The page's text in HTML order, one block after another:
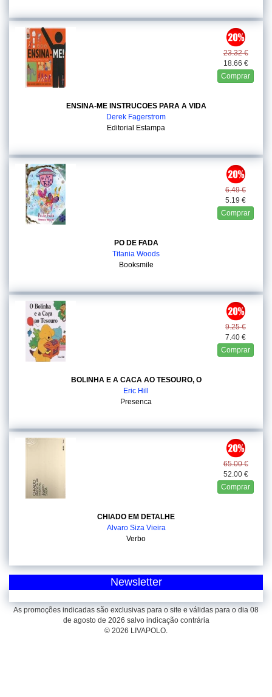
23.32 €
18.66 €
Comprar
ENSINA-ME INSTRUCOES PARA A VIDA
Derek Fagerstrom
Editorial Estampa
6.49 €
5.19 €
Comprar
PO DE FADA
Titania Woods
Booksmile
9.25 €
7.40 €
Comprar
BOLINHA E A CACA AO TESOURO, O
Eric Hill
Presenca
65.00 €
52.00 €
Comprar
CHIADO EM DETALHE
Alvaro Siza Vieira
Verbo
Newsletter
As promoções indicadas são exclusivas para o site e válidas para o dia 08
de agosto de 2026 salvo indicação contrária
© 2026 LIVAPOLO.